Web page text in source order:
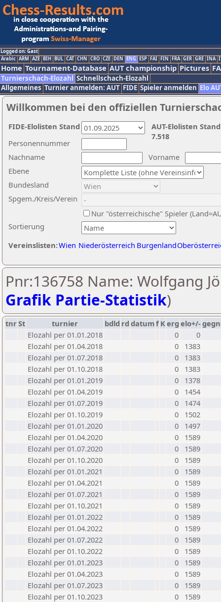
Logged on: Gast
Arabic ARM AZE BIH BUL CAT CHN CRO CZE DEN ENG ESP FAI FIN FRA GER GRE INA
Home Tournament-Database AUT championship Pictures
Turnierschach-Elozahl Schnellschach-Elozahl
Allgemeines Turnier anmelden: AUT FIDE Spieler anmelden Elo
Willkommen bei den offiziellen
Nachname
Vorname
Ebene
Sortierung
Personennummer
Bundesland
Spgem./Kreis/Verein
Nur "österreichische" Spieler
Vereinslisten:Wien Niederösterreich Burgenland
AUT-Elolisten
7.518
FIDE-Elolisten Stand
Pnr:136758 Name: Wolfgang
Grafik Partie-Statistik)
tnrSt turnier bdld rd datumf Kerg elo+/-
Elozahl per 01.01.2018
0
0
Elozahl per 01.04.2018
0
1383
Elozahl per 01.07.2018
0
1383
Elozahl per 01.10.2018
0
1383
Elozahl per 01.01.2019
0
1378
Elozahl per 01.04.2019
0
1454
Elozahl per 01.07.2019
0
1474
Elozahl per 01.10.2019
0
1502
Elozahl per 01.01.2020
0
1497
Elozahl per 01.04.2020
0
1589
Elozahl per 01.07.2020
0
1589
Elozahl per 01.10.2020
0
1589
Elozahl per 01.01.2021
0
1589
Elozahl per 01.04.2021
0
1589
Elozahl per 01.07.2021
0
1589
Elozahl per 01.10.2021
0
1589
Elozahl per 01.01.2022
0
1589
Elozahl per 01.04.2022
0
1589
Elozahl per 01.07.2022
0
1589
Elozahl per 01.10.2022
0
1589
Elozahl per 01.01.2023
0
1589
Elozahl per 01.04.2023
0
1589
Elozahl per 01.07.2023
0
1589
Elozahl per 01.10.2023
0
1589